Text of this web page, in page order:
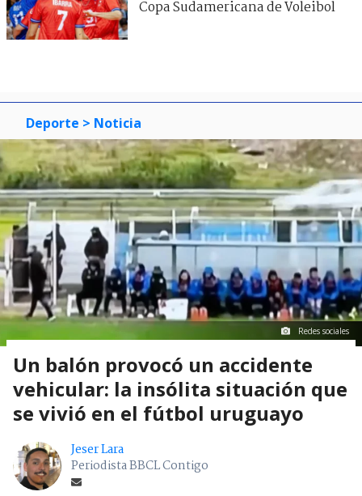
Copa Sudamericana de Voleibol
Deporte > Noticia
Redes sociales
Un balón provocó un accidente
vehicular: la insólita situación que
se vivió en el fútbol uruguayo
Jeser Lara
Periodista BBCL Contigo